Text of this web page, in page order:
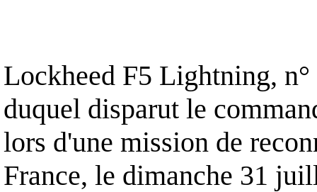
Lockheed F5 Lightning,
duquel disparut le
lors d'une mission de
France, le dimanche 31